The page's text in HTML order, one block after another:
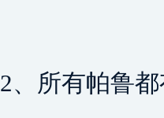
2、所有帕鲁